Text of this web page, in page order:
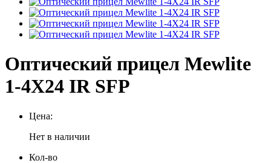
Оптический прицел Mewlite
1-4X24 IR SFP
Цена:
Нет в наличии
Кол-во